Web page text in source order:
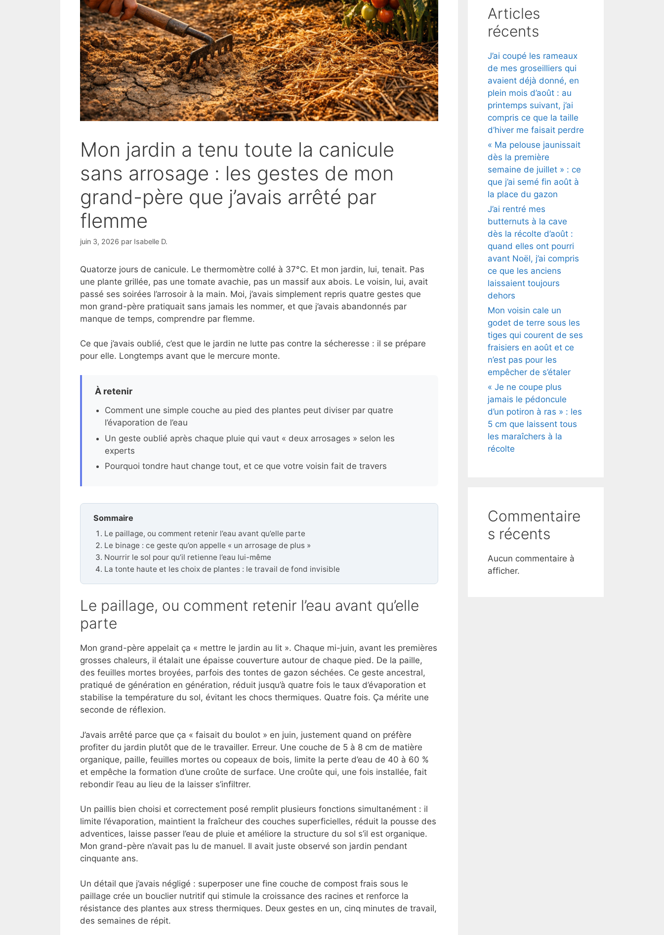
Mon jardin a tenu toute la canicule
sans arrosage : les gestes de mon
grand-père que j’avais arrêté par
flemme
juin 3, 2026 par Isabelle D.
Quatorze jours de canicule. Le thermomètre collé à 37°C. Et mon jardin, lui, tenait. Pas
une plante grillée, pas une tomate avachie, pas un massif aux abois. Le voisin, lui, avait
passé ses soirées l’arrosoir à la main. Moi, j’avais simplement repris quatre gestes que
mon grand-père pratiquait sans jamais les nommer, et que j’avais abandonnés par
manque de temps, comprendre par flemme.
Ce que j’avais oublié, c’est que le jardin ne lutte pas contre la sécheresse : il se prépare
pour elle. Longtemps avant que le mercure monte.
À retenir
Comment une simple couche au pied des plantes peut diviser par quatre
l’évaporation de l’eau
Un geste oublié après chaque pluie qui vaut « deux arrosages » selon les
experts
Pourquoi tondre haut change tout, et ce que votre voisin fait de travers
Sommaire
Le paillage, ou comment retenir l’eau avant qu’elle parte
Le binage : ce geste qu’on appelle « un arrosage de plus »
Nourrir le sol pour qu’il retienne l’eau lui-même
La tonte haute et les choix de plantes : le travail de fond invisible
Le paillage, ou comment retenir l’eau avant qu’elle
parte
Mon grand-père appelait ça « mettre le jardin au lit ». Chaque mi-juin, avant les premières
grosses chaleurs, il étalait une épaisse couverture autour de chaque pied. De la paille,
des feuilles mortes broyées, parfois des tontes de gazon séchées. Ce geste ancestral,
pratiqué de génération en génération, réduit jusqu’à quatre fois le taux d’évaporation et
stabilise la température du sol, évitant les chocs thermiques. Quatre fois. Ça mérite une
seconde de réflexion.
J’avais arrêté parce que ça « faisait du boulot » en juin, justement quand on préfère
profiter du jardin plutôt que de le travailler. Erreur. Une couche de 5 à 8 cm de matière
organique, paille, feuilles mortes ou copeaux de bois, limite la perte d’eau de 40 à 60 %
et empêche la formation d’une croûte de surface. Une croûte qui, une fois installée, fait
rebondir l’eau au lieu de la laisser s’infiltrer.
Un paillis bien choisi et correctement posé remplit plusieurs fonctions simultanément : il
limite l’évaporation, maintient la fraîcheur des couches superficielles, réduit la pousse des
adventices, laisse passer l’eau de pluie et améliore la structure du sol s’il est organique.
Mon grand-père n’avait pas lu de manuel. Il avait juste observé son jardin pendant
cinquante ans.
Un détail que j’avais négligé : superposer une fine couche de compost frais sous le
paillage crée un bouclier nutritif qui stimule la croissance des racines et renforce la
résistance des plantes aux stress thermiques. Deux gestes en un, cinq minutes de travail,
des semaines de répit.
Articles
récents
J’ai coupé les rameaux
de mes groseilliers qui
avaient déjà donné, en
plein mois d’août : au
printemps suivant, j’ai
compris ce que la taille
d’hiver me faisait perdre
« Ma pelouse jaunissait
dès la première
semaine de juillet » : ce
que j’ai semé fin août à
la place du gazon
J’ai rentré mes
butternuts à la cave
dès la récolte d’août :
quand elles ont pourri
avant Noël, j’ai compris
ce que les anciens
laissaient toujours
dehors
Mon voisin cale un
godet de terre sous les
tiges qui courent de ses
fraisiers en août et ce
n’est pas pour les
empêcher de s’étaler
« Je ne coupe plus
jamais le pédoncule
d’un potiron à ras » : les
5 cm que laissent tous
les maraîchers à la
récolte
Commentaire
s récents
Aucun commentaire à
afficher.